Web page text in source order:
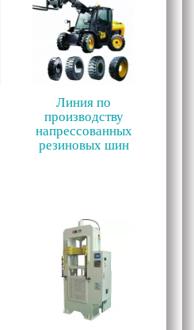
Линия по
производству
напрессованных
резиновых шин